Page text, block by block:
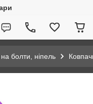
болти, ніпель